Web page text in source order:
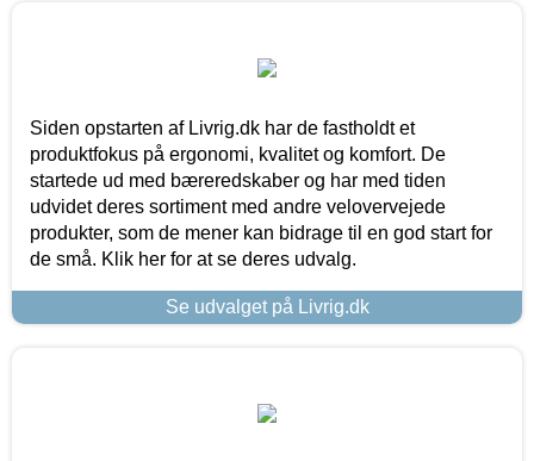
Siden opstarten af Livrig.dk har de fastholdt et
produktfokus på ergonomi, kvalitet og komfort. De
startede ud med bæreredskaber og har med tiden
udvidet deres sortiment med andre velovervejede
produkter, som de mener kan bidrage til en god start for
de små. Klik her for at se deres udvalg.
Se udvalget på Livrig.dk